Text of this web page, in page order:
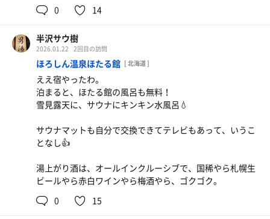
またいくよ、そしてご飯メニューも安い！
ラーメンも600円いかなんて、天国でしかない！
0 14
半沢サウ樹
2026.01.22 2回目の訪問
ほろしん温泉ほたる館 [ 北海道 ]
ええ宿やったわ。
泊まると、ほたる館の風呂も無料！
雪見露天に、サウナにキンキン水風呂💧
サウナマットも自分で交換できてテレビもあって、いうこ
となし👍
湯上がり酒は、オールインクルーシブで、国稀やら札幌生
ビールやら赤白ワインやら梅酒やら、ゴクゴク。
0
15